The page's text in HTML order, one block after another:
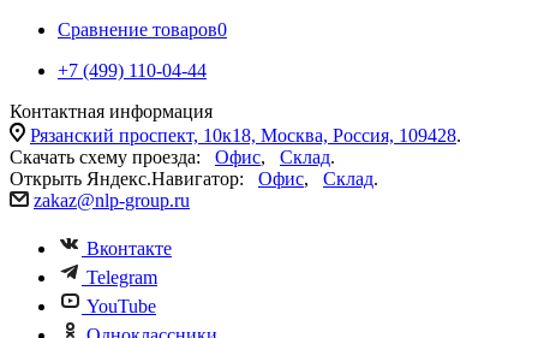
Сравнение товаров0
+7 (499) 110-04-44
Контактная информация
Рязанский проспект, 10к18, Москва, Россия, 109428.
Скачать схему проезда: Офис, Склад.
Открыть Яндекс.Навигатор: Офис, Склад.
zakaz@nlp-group.ru
Вконтакте
Telegram
YouTube